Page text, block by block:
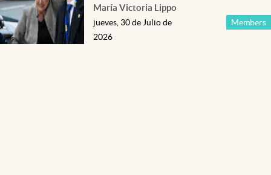
María Victoria Lippo
Members
jueves, 30 de Julio de
2026